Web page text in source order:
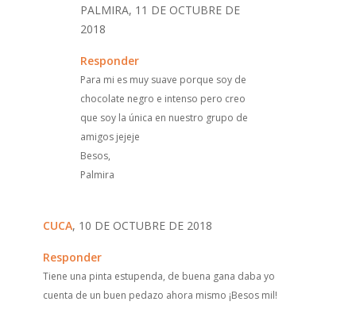
PALMIRA, 11 DE OCTUBRE DE
2018
Responder
Para mi es muy suave porque soy de
chocolate negro e intenso pero creo
que soy la única en nuestro grupo de
amigos jejeje
Besos,
Palmira
CUCA, 10 DE OCTUBRE DE 2018
Responder
Tiene una pinta estupenda, de buena gana daba yo
cuenta de un buen pedazo ahora mismo ¡Besos mil!